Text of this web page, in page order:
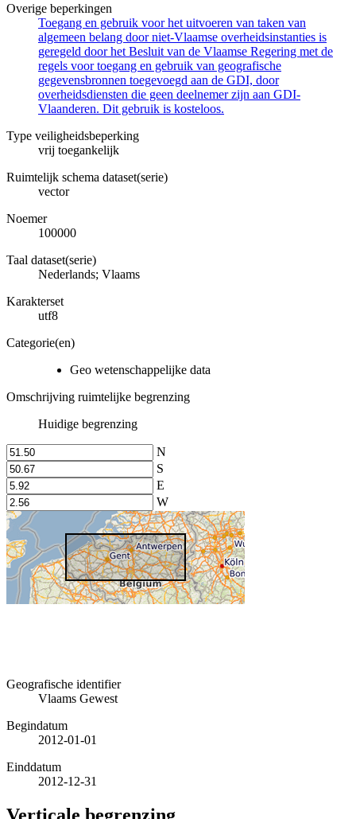
Overige beperkingen
Toegang en gebruik voor het uitvoeren van taken van
algemeen belang door niet-Vlaamse overheidsinstanties is
geregeld door het Besluit van de Vlaamse Regering met de
regels voor toegang en gebruik van geografische
gegevensbronnen toegevoegd aan de GDI, door
overheidsdiensten die geen deelnemer zijn aan GDI-
Vlaanderen. Dit gebruik is kosteloos.
Type veiligheidsbeperking
vrij toegankelijk
Ruimtelijk schema dataset(serie)
vector
Noemer
100000
Taal dataset(serie)
Nederlands; Vlaams
Karakterset
utf8
Categorie(en)
Geo wetenschappelijke data
Omschrijving ruimtelijke begrenzing
Huidige begrenzing
N
S
E
W
Geografische identifier
Vlaams Gewest
Begindatum
2012-01-01
Einddatum
2012-12-31
Verticale begrenzing